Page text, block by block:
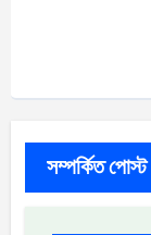
সম্পর্কিত পোস্ট